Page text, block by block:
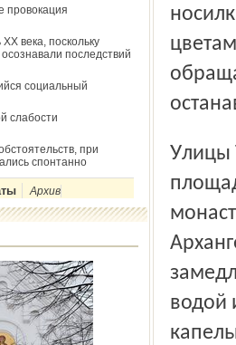
провокация
века, поскольку
последствий
социальный
слабости
при
спонтанно
Архив
Улицы Трефолева, Советская, Советская (Ильинская)
водой